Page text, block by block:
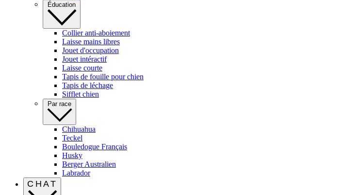
Éducation
Collier anti-aboiement
Laisse mains libres
Jouet d'occupation
Jouet intéractif
Laisse courte
Tapis de fouille pour chien
Tapis de léchage
Sifflet chien
Par race
Chihuahua
Teckel
Bouledogue Français
Husky
Berger Australien
Labrador
CHAT